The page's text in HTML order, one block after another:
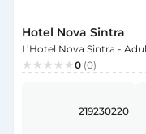
Hotel Nova Sintra
L’Hotel Nova Sintra -
ensoleillée avec vue sur
romantique ombragé par
0 (0)
219230220